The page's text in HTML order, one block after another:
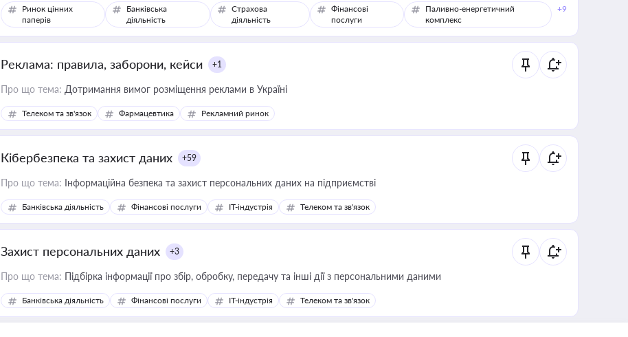
Ринок цінних
паперів
Банківська
діяльність
Страхова
діяльність
Фінансові
послуги
Паливно-енергетичний
комплекс
+9
Реклама: правила, заборони, кейси +1
Про що тема: Дотримання вимог розміщення реклами в Україні
Телеком та зв'язок Фармацевтика Рекламний ринок
Кібербезпека та захист даних +59
Про що тема: Інформаційна безпека та захист персональних даних на підприємстві
Банківська діяльність Фінансові послуги IT-індустрія Телеком та зв'язок
Захист персональних даних +3
Про що тема: Підбірка інформації про збір, обробку, передачу та інші дії з персональними даними
Банківська діяльність Фінансові послуги IT-індустрія Телеком та зв'язок